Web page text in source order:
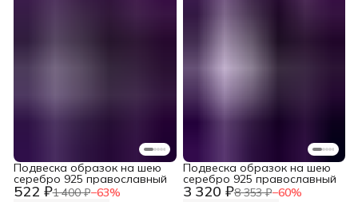
522 ₽1 400 ₽−63%
Подвеска образок на шею
серебро 925 православный
3 320 ₽8 353 ₽−60%
Подвеска образок на шею
серебро 925 православный